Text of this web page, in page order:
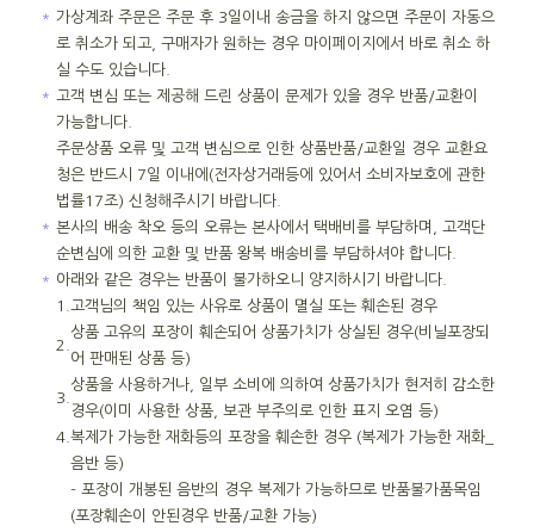
＊ 가상계좌 주문은 주문 후 3일이내 송금을 하지 않으면 주문이 자동으
로 취소가 되고, 구매자가 원하는 경우 마이페이지에서 바로 취소 하
실 수도 있습니다.
＊ 고객 변심 또는 제공해 드린 상품이 문제가 있을 경우 반품/교환이
가능합니다.
주문상품 오류 및 고객 변심으로 인한 상품반품/교환일 경우 교환요
청은 반드시 7일 이내에(전자상거래등에 있어서 소비자보호에 관한
법률17조) 신청해주시기 바랍니다.
＊ 본사의 배송 착오 등의 오류는 본사에서 택배비를 부담하며, 고객단
순변심에 의한 교환 및 반품 왕복 배송비를 부담하셔야 합니다.
＊ 아래와 같은 경우는 반품이 불가하오니 양지하시기 바랍니다.
1. 고객님의 책임 있는 사유로 상품이 멸실 또는 훼손된 경우
2.
상품 고유의 포장이 훼손되어 상품가치가 상실된 경우(비닐포장되
어 판매된 상품 등)
3.
상품을 사용하거나, 일부 소비에 의하여 상품가치가 현저히 감소한
경우(이미 사용한 상품, 보관 부주의로 인한 표지 오염 등)
4. 복제가 가능한 재화등의 포장을 훼손한 경우 (복제가 가능한 재화_
음반 등)
- 포장이 개봉된 음반의 경우 복제가 가능하므로 반품불가품목임
(포장훼손이 안된경우 반품/교환 가능)